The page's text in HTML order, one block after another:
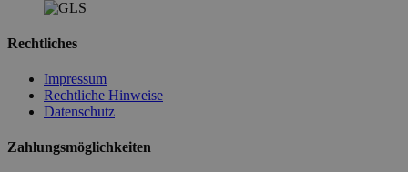
Rechtliches
Impressum
Rechtliche Hinweise
Datenschutz
Zahlungsmöglichkeiten